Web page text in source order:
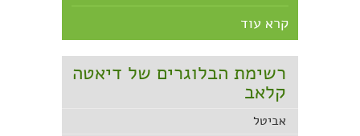
קרא עוד
רשימת הבלוגרים של דיאטה
קלאב
אביטל